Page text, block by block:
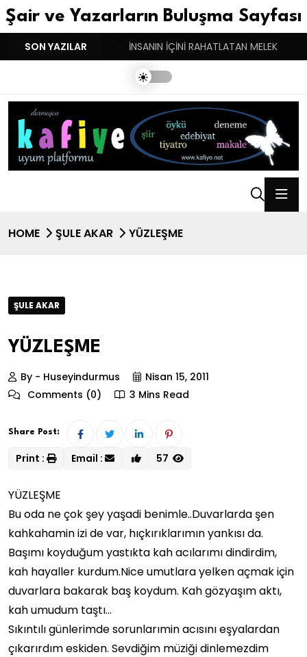
Şair ve Yazarların Buluşma Sayfası
SON YAZILAR
BASARINDIR! İNSANIN İÇİNİ RAHATLATAN MELEK
HOME ŞULE AKAR YÜZLEŞME
ŞULE AKAR
YÜZLEŞME
By - Huseyindurmus
Nisan 15, 2011
Comments (0)
3 Mins Read
Share Post:
Print : Email : 57
YÜZLEŞME
Bu oda ne çok şey yaşadi benimle..Duvarlarda şen
kahkahamin izi de var, hıçkırıklarımın yankısı da.
Başımı koyduğum yastıkta kah acılarımı dindirdim,
kah hayaller kurdum.Nice umutlara yelken açmak için
duvarlara bakarak baş koydum. Kah gözyaşım aktı,
kah umudum taştı…
Sıkıntılı günlerimde sorunlarımin acısını eşyalardan
çıkarırdım eskiden. Sevdiğim müziği dinlemezdim